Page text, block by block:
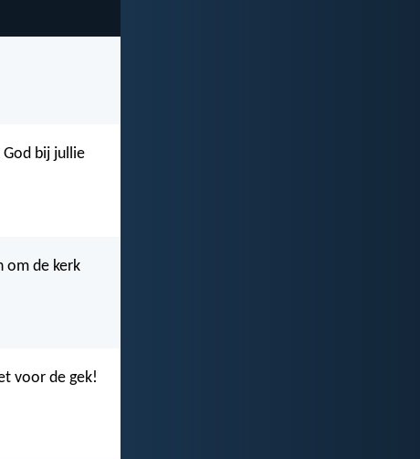
God bij jullie
om de kerk
voor de gek!